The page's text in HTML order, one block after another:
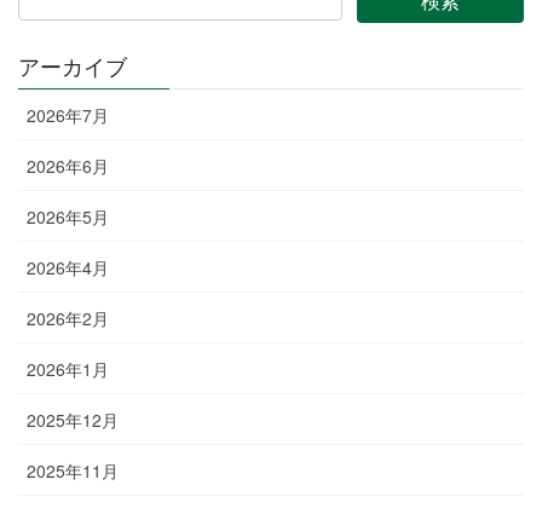
アーカイブ
2026年7月
2026年6月
2026年5月
2026年4月
2026年2月
2026年1月
2025年12月
2025年11月